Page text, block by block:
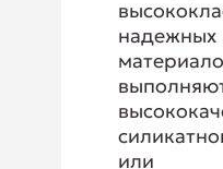
надежных
или